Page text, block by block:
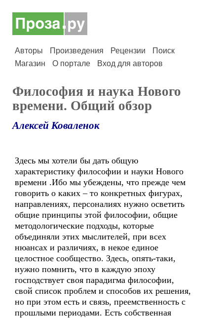
Авторы Произведения Рецензии
Поиск
Магазин
О портале Вход для авторов
Философия и наука Нового
времени. Общий обзор
Алексей Коваленок
Здесь мы хотели бы дать общую
характеристику философии и науки Нового
времени .Ибо мы убеждены, что прежде чем
говорить о каких – то конкретных фигурах,
направлениях, персоналиях нужно осветить
общие принципы этой философии, общие
методологические подходы, которые
объединяли этих мыслителей, при всех
нюансах и различиях, в некое единое
целостное сообщество. Здесь, опять-таки,
нужно помнить, что в каждую эпоху
господствует своя парадигма философии,
свой список проблем и способов их решения,
но при этом есть и связь, преемственность с
прошлыми периодами. Есть собственная